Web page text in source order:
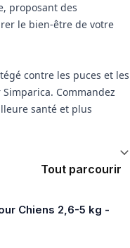
proposant des
le bien-être de votre
contre les puces et les
Commandez
santé et plus
Tout parcourir
Chiens 2,6-5 kg -